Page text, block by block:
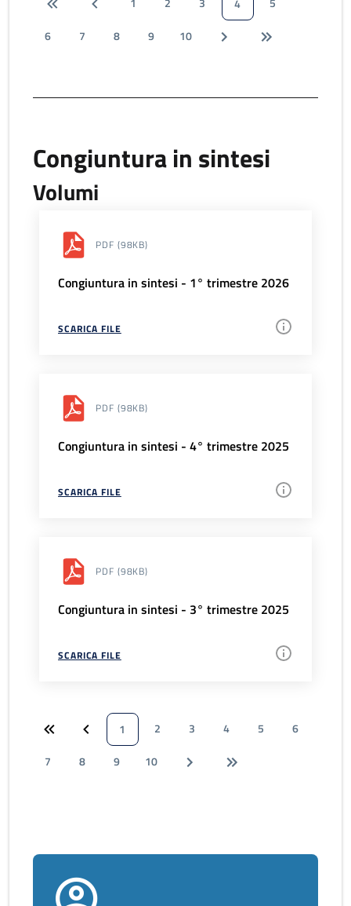
4
6
7 8 9 10
Congiuntura in sintesi
Volumi
PDF (98KB)
Congiuntura in sintesi - 1° trimestre 2026
SCARICA FILE
PDF (98KB)
Congiuntura in sintesi - 4° trimestre 2025
SCARICA FILE
PDF (98KB)
Congiuntura in sintesi - 3° trimestre 2025
SCARICA FILE
1 2 3 4 5
6
7
8 9 10